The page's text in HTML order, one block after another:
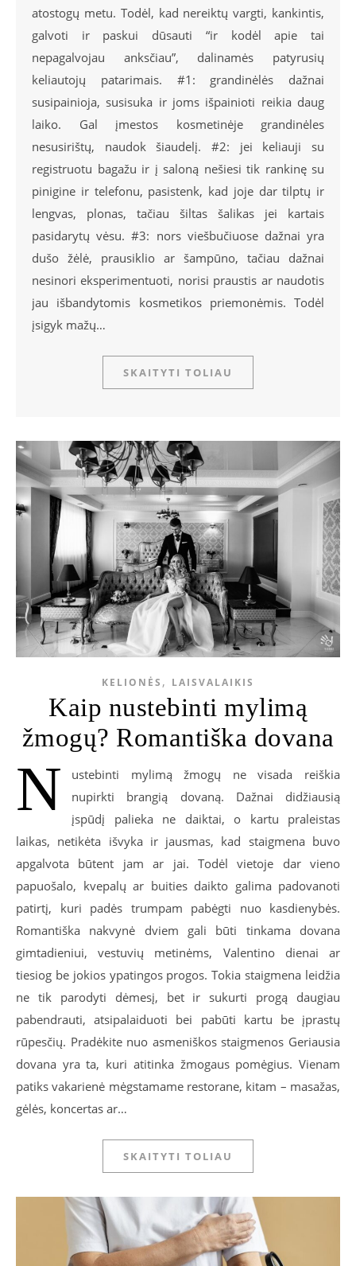
atostogų metu. Todėl, kad nereiktų vargti, kankintis,
galvoti ir paskui dūsauti “ir kodėl apie tai
nepagalvojau anksčiau”, dalinamės patyrusių
keliautojų patarimais. #1: grandinėlės dažnai
susipainioja, susisuka ir joms išpainioti reikia daug
laiko. Gal įmestos kosmetinėje grandinėles
nesusirištų, naudok šiaudelį. #2: jei keliauji su
registruotu bagažu ir į saloną nešiesi tik rankinę su
pinigine ir telefonu, pasistenk, kad joje dar tilptų ir
lengvas, plonas, tačiau šiltas šalikas jei kartais
pasidarytų vėsu. #3: nors viešbučiuose dažnai yra
dušo žėlė, prausiklio ar šampūno, tačiau dažnai
nesinori eksperimentuoti, norisi praustis ar naudotis
jau išbandytomis kosmetikos priemonėmis. Todėl
įsigyk mažų…
SKAITYTI TOLIAU
KELIONĖS , LAISVALAIKIS
Kaip nustebinti mylimą
žmogų? Romantiška dovana
N
ustebinti mylimą žmogų ne visada reiškia
nupirkti brangią dovaną. Dažnai didžiausią
įspūdį palieka ne daiktai, o kartu praleistas
laikas, netikėta išvyka ir jausmas, kad staigmena buvo
apgalvota būtent jam ar jai. Todėl vietoje dar vieno
papuošalo, kvepalų ar buities daikto galima padovanoti
patirtį, kuri padės trumpam pabėgti nuo kasdienybės.
Romantiška nakvynė dviem gali būti tinkama dovana
gimtadieniui, vestuvių metinėms, Valentino dienai ar
tiesiog be jokios ypatingos progos. Tokia staigmena leidžia
ne tik parodyti dėmesį, bet ir sukurti progą daugiau
pabendrauti, atsipalaiduoti bei pabūti kartu be įprastų
rūpesčių. Pradėkite nuo asmeniškos staigmenos Geriausia
dovana yra ta, kuri atitinka žmogaus pomėgius. Vienam
patiks vakarienė mėgstamame restorane, kitam – masažas,
gėlės, koncertas ar…
SKAITYTI TOLIAU